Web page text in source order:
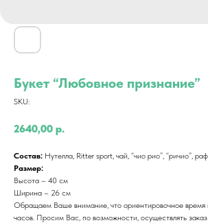
Букет “Любовное признание”
SKU:
2640,00 р.
Состав: Нутелла, Ritter sport, чай, “чио рио”, “ричио”,
Размер:
Высота – 40 см
Ширина – 26 см
Обращаем Ваше внимание, что ориентировочное время
часов. Просим Вас, по возможности, осуществлять заказ